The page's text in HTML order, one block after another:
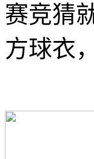
赛竞猜
方球衣